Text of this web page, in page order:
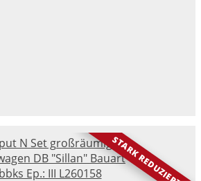
STARK REDUZIERT